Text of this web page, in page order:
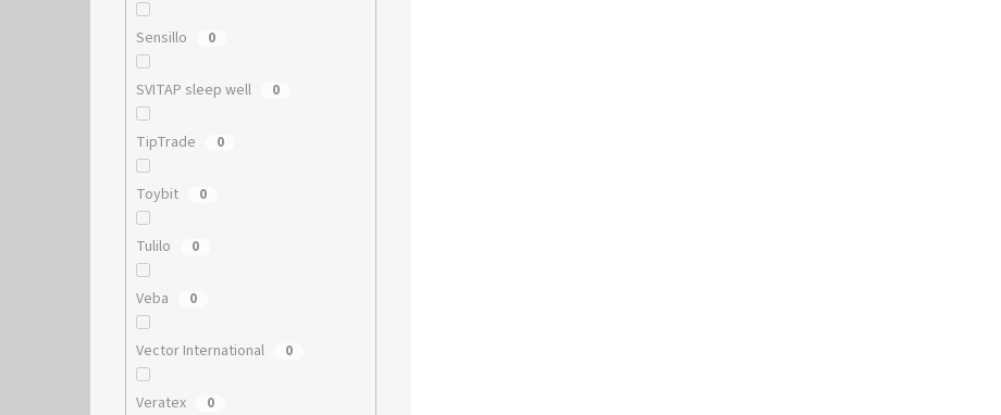
Sensillo 0
SVITAP sleep well 0
TipTrade 0
Toybit 0
Tulilo 0
Veba 0
Vector International 0
Veratex 0